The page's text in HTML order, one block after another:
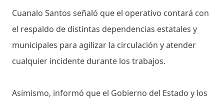
Cuanalo Santos señaló que el operativo contará con
el respaldo de distintas dependencias estatales y
municipales para agilizar la circulación y atender
cualquier incidente durante los trabajos.
Asimismo, informó que el Gobierno del Estado y los